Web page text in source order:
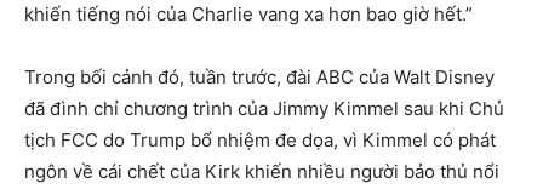
khiến tiếng nói của Charlie vang xa hơn bao giờ hết.”
Trong bối cảnh đó, tuần trước, đài ABC của Walt Disney
đã đình chỉ chương trình của Jimmy Kimmel sau khi Chủ
tịch FCC do Trump bổ nhiệm đe dọa, vì Kimmel có phát
ngôn về cái chết của Kirk khiến nhiều người bảo thủ nổi